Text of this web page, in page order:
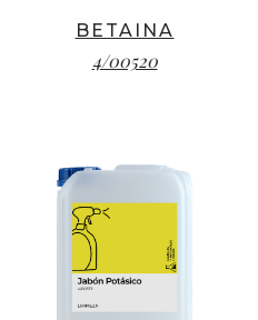
BETAINA
4/00520